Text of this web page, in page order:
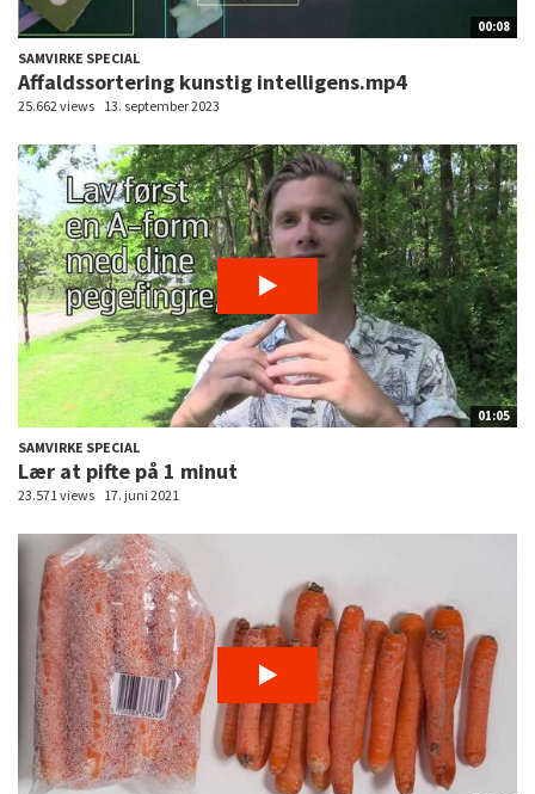
00:08
SAMVIRKE SPECIAL
Affaldssortering kunstig intelligens.mp4
25.662 views 13. september 2023
01:05
SAMVIRKE SPECIAL
Lær at pifte på 1 minut
23.571 views 17. juni 2021